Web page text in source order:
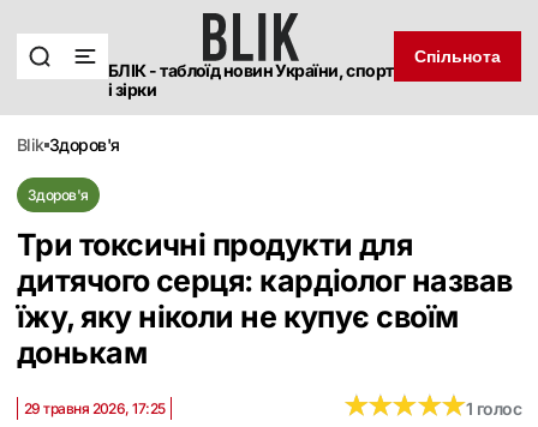
БЛІК - таблоїд новин України, спорт
і зірки
Спільнота
blik здоров'я
Здоров'я
Три токсичні продукти для
дитячого серця: кардіолог назвав
їжу, яку ніколи не купує своїм
донькам
29 травня 2026, 17:25 ★★★★★
★★★★★1 голос